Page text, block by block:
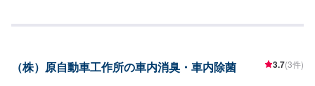
気軽にご相談ください。【1】オファーにてお問い合わせ【2】お見積り
ご負担いただいております。※状況により貸し出しできかねる場合もございま
（株）原自動車工作所の車内消臭・車内除菌 3.7(3件)